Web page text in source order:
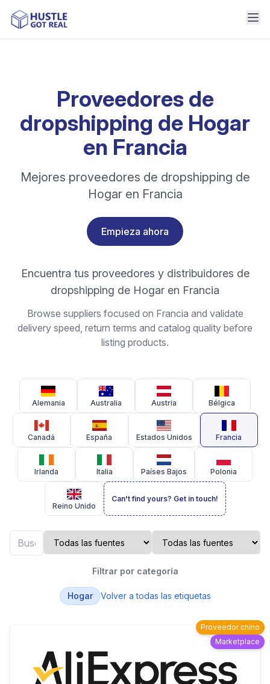
Proveedores de
dropshipping de Hogar
en Francia
Mejores proveedores de dropshipping de
Hogar en Francia
Empieza ahora
Encuentra tus proveedores y distribuidores de
dropshipping de Hogar en Francia
Browse suppliers focused on Francia and validate
delivery speed, return terms and catalog quality before
listing products.
Alemania Australia Austria Bélgica
Canadá España Estados Unidos Francia
Irlanda Italia Países Bajos Polonia
Reino Unido
Can't find yours? Get in touch!
Filtrar por categoría
Hogar Volver a todas las etiquetas
Proveedor chino
Marketplace